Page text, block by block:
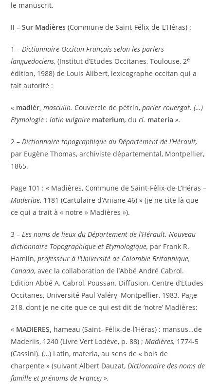
le manuscrit.
II – Sur Madières (Commune de Saint-Félix-de-L’Héras) :
1 –Dictionnaire Occitan-Français selon les parlers
languedociens, (Institut d’Etudes Occitanes, Toulouse, 2e
édition, 1988) de Louis Alibert, lexicographe occitan qui a
fait autorité :
« madièr,masculin. Couvercle de pétrin,parler rouergat. (…)
Etymologie : latin vulgaire materium, ducl. materia ».
2 –Dictionnaire topographique du Département de l’Hérault,
par Eugène Thomas, archiviste départemental, Montpellier,
1865.
Page 101 : « Madières, Commune de Saint-Félix-de-L’Héras –
Maderiae, 1181 (Cartulaire d’Aniane 46) » (je ne cite là que
ce qui a trait à « notre » Madières »).
3 –Les noms de lieux du Département de l’Hérault. Nouveau
dictionnaire Topographique et Etymologique, par Frank R.
Hamlin,professeur à l’Université de Colombie Britannique,
Canada, avec la collaboration de l’Abbé André Cabrol.
Edition Abbé A. Cabrol, Poussan. Diffusion, Centre d’Etudes
Occitanes, Université Paul Valéry, Montpellier, 1983. Page
218, dont je ne cite que ce qui est dit de ‘notre’ Madières:
« MADIERES, hameau (Saint- Félix-de-l’Héras) : mansus…de
Maderiis, 1240 (Livre Vert Lodève, p. 88) ;Madières, 1774-5
(Cassini). (…) Latin, materia, au sens de « bois de
charpente » (suivant Albert Dauzat,Dictionnaire des noms de
famille et prénoms de France) ».